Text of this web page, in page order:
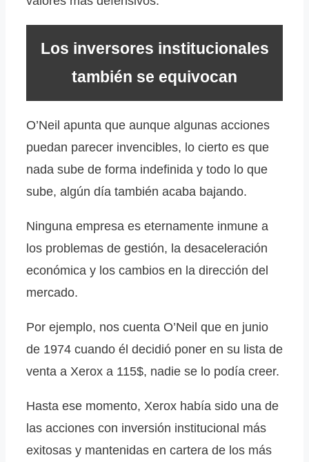
Los inversores institucionales
también se equivocan
O’Neil apunta que aunque algunas acciones
puedan parecer invencibles, lo cierto es que
nada sube de forma indefinida y todo lo que
sube, algún día también acaba bajando.
Ninguna empresa es eternamente inmune a
los problemas de gestión, la desaceleración
económica y los cambios en la dirección del
mercado.
Por ejemplo, nos cuenta O’Neil que en junio
de 1974 cuando él decidió poner en su lista de
venta a Xerox a 115$, nadie se lo podía creer.
Hasta ese momento, Xerox había sido una de
las acciones con inversión institucional más
exitosas y mantenidas en cartera de los más